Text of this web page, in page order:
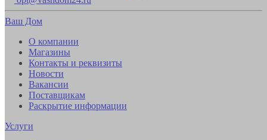
Ваш Дом
О компании
Магазины
Контакты и реквизиты
Новости
Вакансии
Поставщикам
Раскрытие информации
Услуги